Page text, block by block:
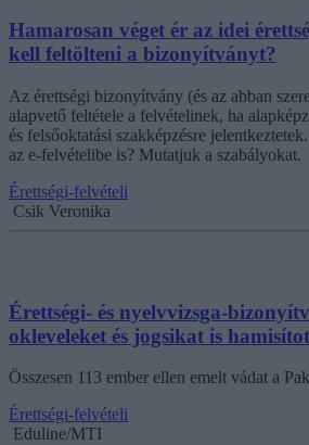
Hamarosan véget ér az idei
kell feltölteni a bizonyítványt?
Az érettségi bizonyítvány (és az abban
alapvető feltétele a felvételinek, ha
és felsőoktatási szakképzésre
az e-felvételibe is? Mutatjuk a szabályokat.
Érettségi-felvételi
Csik Veronika
Érettségi- és nyelvvizsga-
okleveleket és jogsikat is
Összesen 113 ember ellen emelt vádat a
Érettségi-felvételi
Eduline/MTI